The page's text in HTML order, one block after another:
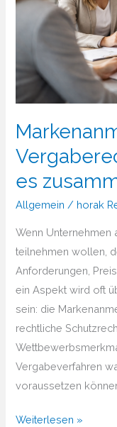
es
Allgemein / horak
Wenn Unternehmen
teilnehmen wollen,
Anforderungen,
ein Aspekt wird oft
sein: die
rechtliche
Vergabeverfahren
voraussetzen
Markenanmeldung
Weiterlesen »